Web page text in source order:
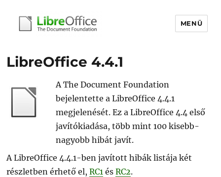
MENÜ
LibreOffice 4.4.1
A The Document Foundation
bejelentette a LibreOffice 4.4.1
megjelenését. Ez a LibreOffice 4.4 első
javítókiadása, több mint 100 kisebb-
nagyobb hibát javít.
A LibreOffice 4.4.1-ben javított hibák listája két
részletben érhető el,RC1 ésRC2.